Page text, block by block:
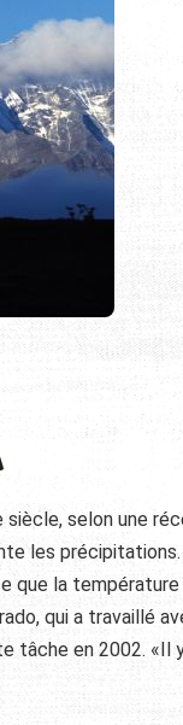
siècle, selon une
les précipitations
que la
qui a travaillé
tâche en 2002. «Il